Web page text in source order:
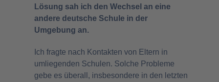
Lösung sah ich den Wechsel an eine
andere deutsche Schule in der
Umgebung an.
Ich fragte nach Kontakten von Eltern in
umliegenden Schulen. Solche Probleme
gebe es überall, insbesondere in den letzten